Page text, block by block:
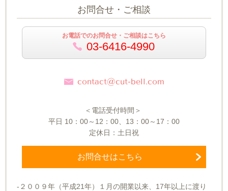
お問合せ・ご相談
お電話でのお問合せ・ご相談はこちら
03-6416-4990
contact@cut-bell.com
＜電話受付時間＞
平日 10 ： 00～12 ： 00 13 ： 00～17 ： 00
定休日：土日祝
お問合せはこちら
-２００９年（平成21年）１月の開業以来、17年以上に渡り